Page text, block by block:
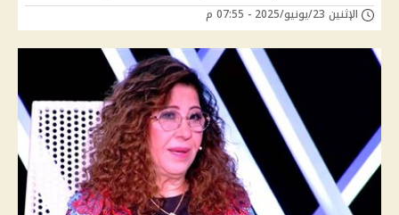
الإثنين 23/يونيو/2025 - 07:55 م